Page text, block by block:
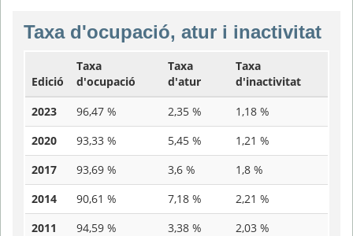
Taxa d'ocupació, atur i inactivitat
Edició
Taxa
d'ocupació
Taxa
d'atur
Taxa
d'inactivitat
2023
96,47 % 2,35 %
1,18 %
2020
93,33 % 5,45 %
1,21 %
2017
93,69 % 3,6 %
1,8 %
2014
90,61 % 7,18 %
2,21 %
2011
94,59 % 3,38 %
2,03 %